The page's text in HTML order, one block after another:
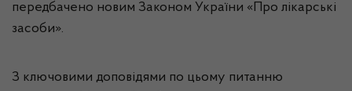
передбачено новим Законом України «Про лікарські
засоби».
З ключовими доповідями по цьому питанню